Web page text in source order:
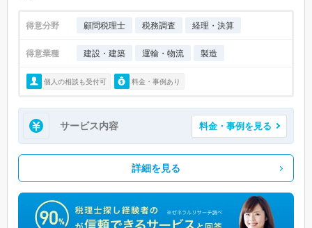
得意分野 顧問税理士 税務調査 経理・決算
得意業種 建設・建築 運輸・物流 製造
個人の相談も受付可 料金・事例あり
サービス内容 料金・事例を見る
詳細を見る